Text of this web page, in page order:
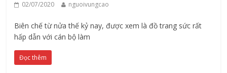
02/07/2020 nguoivungcao
Biên chế từ nửa thế kỷ nay, được xem là đồ trang sức rất
hấp dẫn với cán bộ làm
Đọc thêm